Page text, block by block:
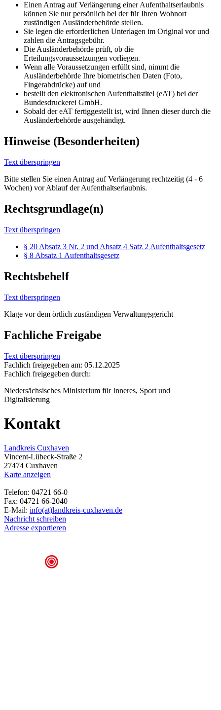
Einen Antrag auf Verlängerung einer Aufenthaltserlaubnis
können Sie nur persönlich bei der für Ihren Wohnort
zuständigen Ausländerbehörde stellen.
Sie legen die erforderlichen Unterlagen im Original vor und
zahlen die Antragsgebühr.
Die Ausländerbehörde prüft, ob die
Erteilungsvoraussetzungen vorliegen.
Wenn alle Voraussetzungen erfüllt sind, nimmt die
Ausländerbehörde Ihre biometrischen Daten (Foto,
Fingerabdrücke) auf und
bestellt den elektronischen Aufenthaltstitel (eAT) bei der
Bundesdruckerei GmbH.
Sobald der eAT fertiggestellt ist, wird Ihnen dieser durch die
Ausländerbehörde ausgehändigt.
Hinweise (Besonderheiten)
Text überspringen
Bitte stellen Sie einen Antrag auf Verlängerung rechtzeitig (4 - 6
Wochen) vor Ablauf der Aufenthaltserlaubnis.
Rechtsgrundlage(n)
Text überspringen
§ 20 Absatz 3 Nr. 2 und Absatz 4 Satz 2 Aufenthaltsgesetz
§ 8 Absatz 1 Aufenthaltsgesetz
Rechtsbehelf
Text überspringen
Klage vor dem örtlich zuständigen Verwaltungsgericht
Fachliche Freigabe
Text überspringen
Fachlich freigegeben am: 05.12.2025
Fachlich freigegeben durch:
Niedersächsisches Ministerium für Inneres, Sport und
Digitalisierung
Kontakt
Landkreis Cuxhaven
Vincent-Lübeck-Straße 2
27474 Cuxhaven
Karte anzeigen
Telefon: 04721 66-0
Fax: 04721 66-2040
E-Mail: info(at)landkreis-cuxhaven.de
Nachricht schreiben
Adresse exportieren